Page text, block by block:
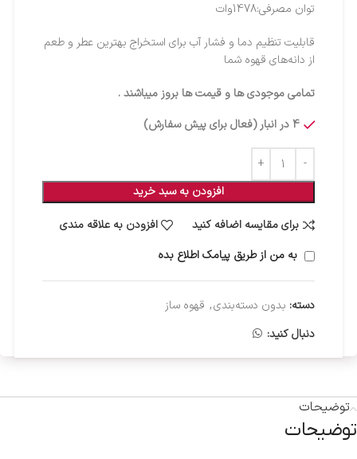
توان مصرفی:1478وات
قابلیت تنظیم دما و فشار آب برای استخراج بهترین عطر و طعم
از دانه‌های قهوه شما
تمامی موجودی ها و قیمت ها بروز میباشند .
4 در انبار (فعال برای پیش سفارش)
افزودن به سبد خرید
برای مقایسه اضافه کنید
افزودن به علاقه مندی
به من از طریق پیامک اطلاع بده
دسته: بدون دسته‌بندی, قهوه ساز
دنبال کنید:
توضیحات
توضیحات